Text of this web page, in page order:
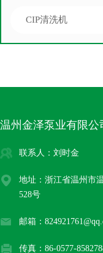
CIP清洗机
温州金泽泵业有限公
联系人：刘时金
地址：浙江省温州市
528号
邮箱：
传真：86-0577-